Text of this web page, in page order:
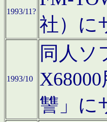
1993/11?
社）に
1993/10
同人ソ
讐」に